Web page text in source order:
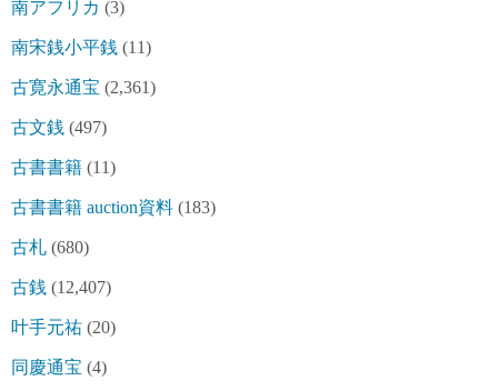
南アフリカ (3)
南宋銭小平銭 (11)
古寛永通宝 (2,361)
古文銭 (497)
古書書籍 (11)
古書書籍 auction資料 (183)
古札 (680)
古銭 (12,407)
叶手元祐 (20)
同慶通宝 (4)